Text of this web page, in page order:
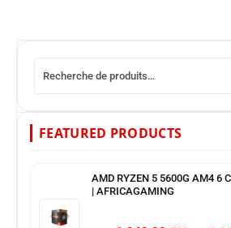
FEATURED PRODUCTS
AMD RYZEN 5 5600G AM4 6
| AFRICAGAMING